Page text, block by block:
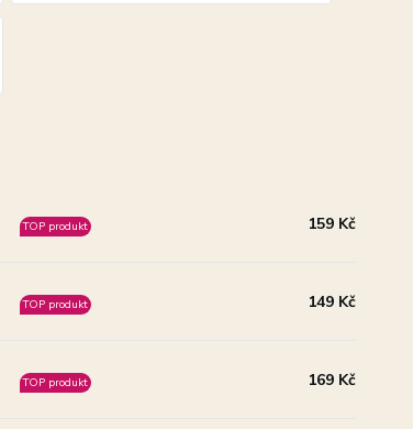
TOP produkt 159 Kč
TOP produkt 149 Kč
TOP produkt 169 Kč